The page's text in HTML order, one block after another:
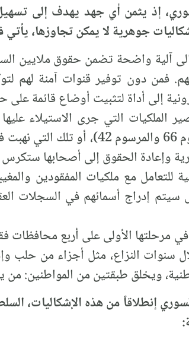
إذ يثمن أي جهد يهدف إلى
جوهرية لا يمكن تجاوزها،
آلية واضحة تضمن حقوق ملايين
فمن دون توفير قنوات آمنة
إلى أداة لتثبيت أوضاع قائمة
الملكيات التي جرى الاستيلاء
(كالقانون 10 والمرسوم 66
وإعادة الحقوق إلى أصحابها
للتعامل مع ملكيات المفقودين
سيتم إدراج أسمائهم في السجلات
مرحلتها الأولى على أربع
سنوات النزاع، مثل أجزاء من حلب
ويخلق طبقتين من المواطنين:
إنطلاقاً من هذه الإشكاليات،